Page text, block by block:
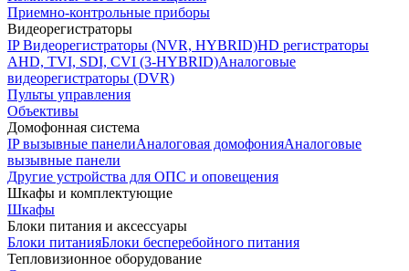
Приемно-контрольные приборы
Видеорегистраторы
IP Видеорегистраторы (NVR, HYBRID)HD регистраторы
AHD, TVI, SDI, CVI (3-HYBRID)Аналоговые
видеорегистраторы (DVR)
Пульты управления
Объективы
Домофонная система
IP вызывные панелиАналоговая домофонияАналоговые
вызывные панели
Другие устройства для ОПС и оповещения
Шкафы и комплектующие
Шкафы
Блоки питания и аксессуары
Блоки питанияБлоки бесперебойного питания
Тепловизионное оборудование